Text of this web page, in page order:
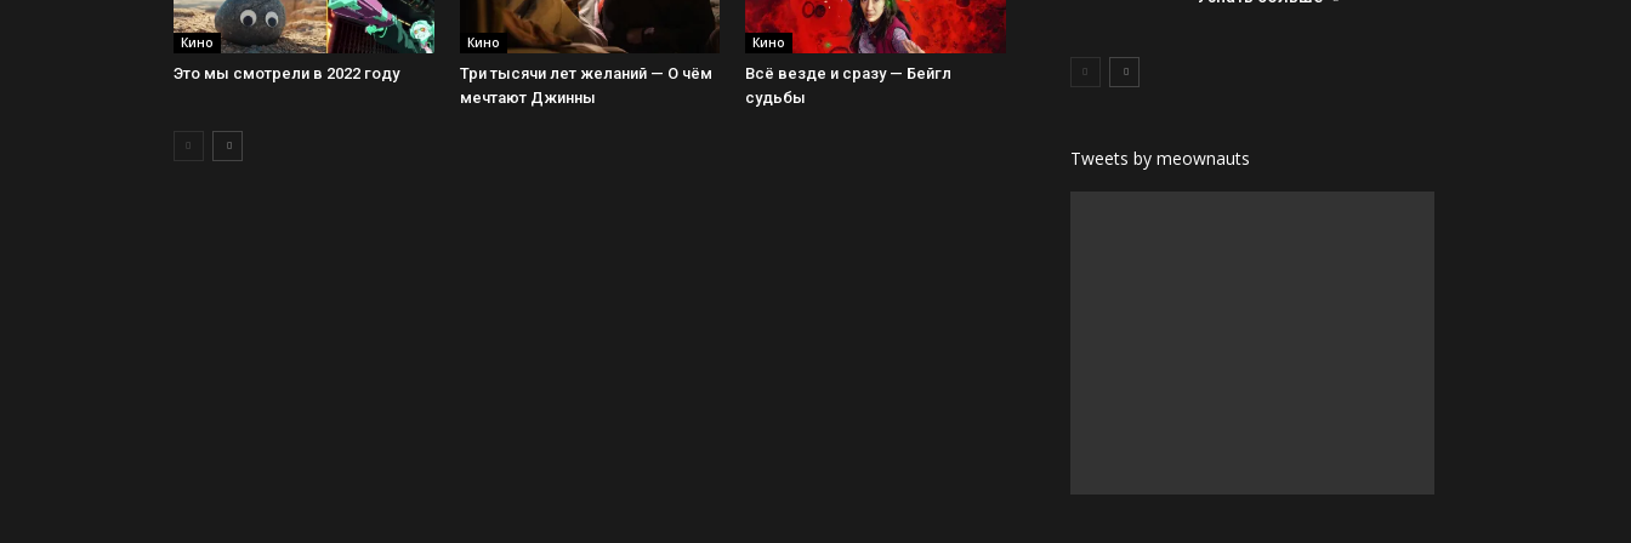
Кино
Это мы смотрели в 2022 году
Кино
Три тысячи лет желаний — О чём
мечтают Джинны
Кино
Всё везде и сразу — Бейгл
судьбы
Tweets by meownauts